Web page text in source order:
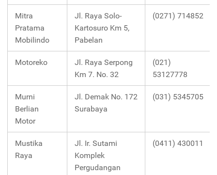
Mitra
Pratama
Mobilindo
Jl. Raya Solo-
Kartosuro Km 5,
Pabelan
(0271) 714852
Motoreko
Jl. Raya Serpong
Km 7. No. 32
(021)
53127778
Murni
Berlian
Motor
Jl. Demak No. 172
Surabaya
(031) 5345705
Mustika
Raya
Jl. Ir. Sutami
Komplek
Pergudangan
(0411) 430011